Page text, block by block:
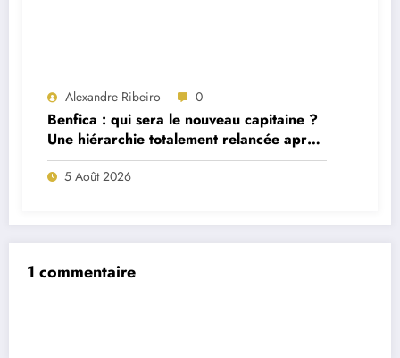
Alexandre Ribeiro 0
Benfica : qui sera le nouveau capitaine ?
Une hiérarchie totalement relancée après
deux départs majeurs
5 Août 2026
1 commentaire